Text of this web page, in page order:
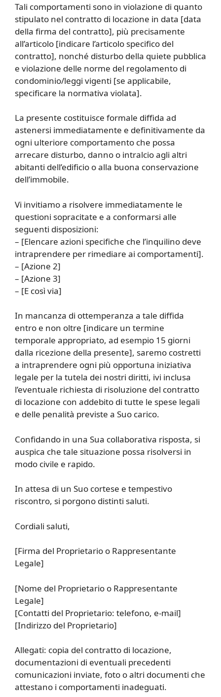
Tali comportamenti sono in violazione di quanto
stipulato nel contratto di locazione in data [data
della firma del contratto], più precisamente
all’articolo [indicare l’articolo specifico del
contratto], nonché disturbo della quiete pubblica
e violazione delle norme del regolamento di
condominio/leggi vigenti [se applicabile,
specificare la normativa violata].
La presente costituisce formale diffida ad
astenersi immediatamente e definitivamente da
ogni ulteriore comportamento che possa
arrecare disturbo, danno o intralcio agli altri
abitanti dell’edificio o alla buona conservazione
dell’immobile.
Vi invitiamo a risolvere immediatamente le
questioni sopracitate e a conformarsi alle
seguenti disposizioni:
– [Elencare azioni specifiche che l’inquilino deve
intraprendere per rimediare ai comportamenti].
– [Azione 2]
– [Azione 3]
– [E così via]
In mancanza di ottemperanza a tale diffida
entro e non oltre [indicare un termine
temporale appropriato, ad esempio 15 giorni
dalla ricezione della presente], saremo costretti
a intraprendere ogni più opportuna iniziativa
legale per la tutela dei nostri diritti, ivi inclusa
l’eventuale richiesta di risoluzione del contratto
di locazione con addebito di tutte le spese legali
e delle penalità previste a Suo carico.
Confidando in una Sua collaborativa risposta, si
auspica che tale situazione possa risolversi in
modo civile e rapido.
In attesa di un Suo cortese e tempestivo
riscontro, si porgono distinti saluti.
Cordiali saluti,
[Firma del Proprietario o Rappresentante
Legale]
[Nome del Proprietario o Rappresentante
Legale]
[Contatti del Proprietario: telefono, e-mail]
[Indirizzo del Proprietario]
Allegati: copia del contratto di locazione,
documentazioni di eventuali precedenti
comunicazioni inviate, foto o altri documenti che
attestano i comportamenti inadeguati.